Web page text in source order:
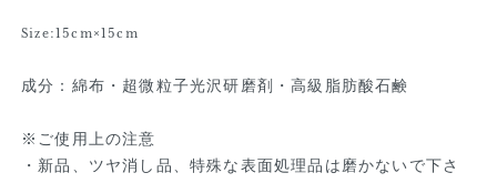
Size:15cm×15cm
成分：綿布・超微粒子光沢研磨剤・高級脂肪酸石鹸
※ご使用上の注意
・新品、ツヤ消し品、特殊な表面処理品は磨かないで下さ